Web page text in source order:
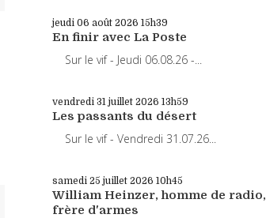
jeudi 06 août 2026 15h39
En finir avec La Poste
Sur le vif - Jeudi 06.08.26 -...
vendredi 31 juillet 2026 13h59
Les passants du désert
Sur le vif - Vendredi 31.07.26...
samedi 25 juillet 2026 10h45
William Heinzer, homme de radio,
frère d'armes